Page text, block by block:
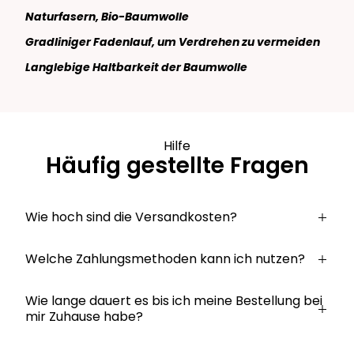
Naturfasern, Bio-Baumwolle
Gradliniger Fadenlauf, um Verdrehen zu vermeiden
Langlebige Haltbarkeit der Baumwolle
Hilfe
Häufig gestellte Fragen
Wie hoch sind die Versandkosten?
Welche Zahlungsmethoden kann ich nutzen?
Wie lange dauert es bis ich meine Bestellung bei
mir Zuhause habe?